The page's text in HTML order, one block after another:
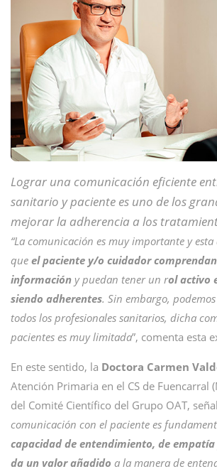
Lograr una comunicación eficiente
sanitario y paciente es uno de los
mejorar la adherencia a los
“La comunicación es muy importante y
que el paciente y/o cuidador
información y puedan tener un rol activo
siendo adherentes. Sin embargo,
todos los profesionales sanitarios, dicha
pacientes es muy limitada”, comenta esta
En este sentido, la Doctora Carmen
Atención Primaria en el CS de Fuencarral
del Comité Científico del Grupo OAT,
comunicación con el paciente es
capacidad de entendimiento, de
da un valor añadido a la manera de